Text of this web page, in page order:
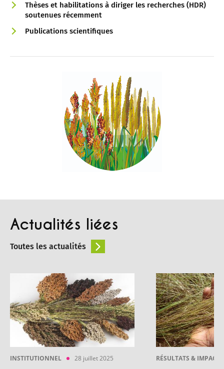
Thèses et habilitations à diriger les recherches (HDR)
soutenues récemment
Publications scientifiques
Actualités liées
Toutes les actualités
INSTITUTIONNEL 28 juillet 2025 RÉSULTATS & IMPACT